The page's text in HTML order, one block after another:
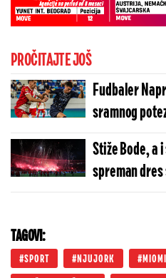
PROČITAJTE JOŠ
Fudbaler
sramnog
to je interna
Stiže Bode, a
spreman
TAGOVI:
SPORT NJUJORK